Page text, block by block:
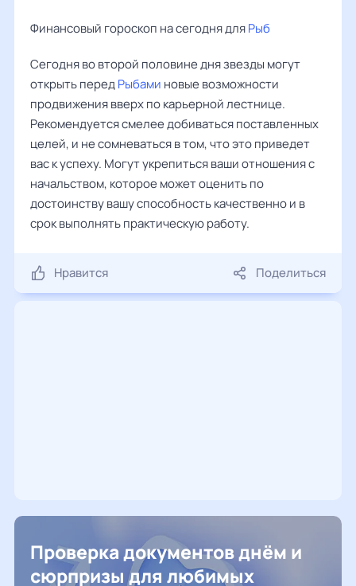
Финансовый гороскоп на сегодня дляРыб
Сегодня во второй половине дня звезды могут
открыть передРыбами новые возможности
продвижения вверх по карьерной лестнице.
Рекомендуется смелее добиваться поставленных
целей, и не сомневаться в том, что это приведет
вас к успеху. Могут укрепиться ваши отношения с
начальством, которое может оценить по
достоинству вашу способность качественно и в
срок выполнять практическую работу.
Нравится Поделиться
Проверка документов днём и
сюрпризы для любимых